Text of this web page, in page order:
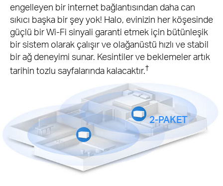
engelleyen bir internet bağlantısından daha can
sıkıcı başka bir şey yok! Halo, evinizin her köşesinde
güçlü bir Wi-Fi sinyali garanti etmek için bütünleşik
bir sistem olarak çalışır ve olağanüstü hızlı ve stabil
bir ağ deneyimi sunar. Kesintiler ve beklemeler artık
tarihin tozlu sayfalarında kalacaktır.†
2-PAKET